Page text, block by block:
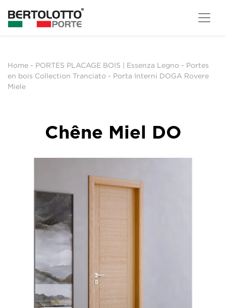
Home - PORTES PLACAGE BOIS | Essenza Legno - Portes
en bois Collection Tranciato - Porta Interni DOGA Rovere
Miele
Chêne Miel DO